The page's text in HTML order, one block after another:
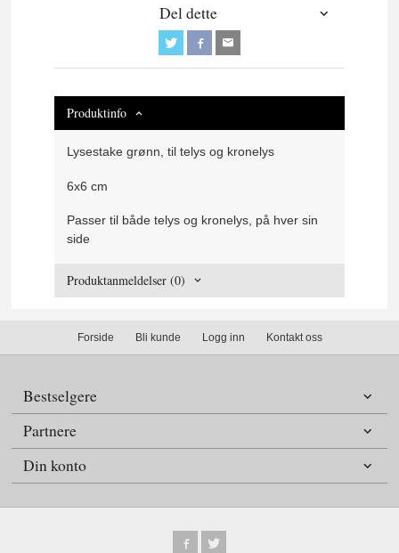
Del dette
Produktinfo
Lysestake grønn, til telys og kronelys
6x6 cm
Passer til både telys og kronelys, på hver sin
side
Produktanmeldelser (0)
Forside Bli kunde Logg inn Kontakt oss
Bestselgere
Partnere
Din konto